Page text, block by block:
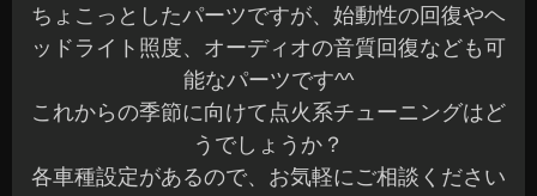
ちょこっとしたパーツですが、始動性の回復やヘ
ッドライト照度、オーディオの音質回復なども可
能なパーツです^^
これからの季節に向けて点火系チューニングはど
うでしょうか？
各車種設定があるので、お気軽にご相談ください